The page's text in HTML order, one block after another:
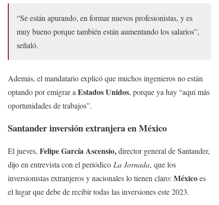
“Se están apurando, en formar nuevos profesionistas, y es
muy bueno porque también están aumentando los salarios”,
señaló.
Además, el mandatario explicó que muchos ingenieros no están
optando por emigrar a Estados Unidos, porque ya hay “aquí más
oportunidades de trabajos”.
Santander inversión extranjera en México
El jueves, Felipe García Ascensio,director general de Santander,
dijo en entrevista con el periódico La Jornada, que los
inversionistas extranjeros y nacionales lo tienen claro: Méxicoes
el lugar que debe de recibir todas las inversiones este 2023.